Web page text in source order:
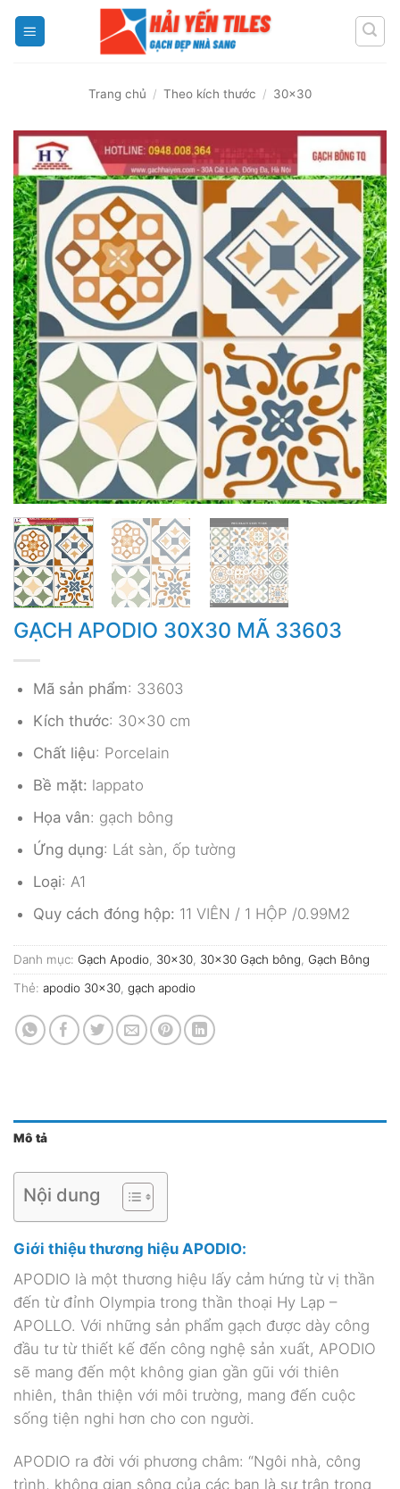
Trang chủ / Theo kích thước / 30x30
GẠCH APODIO 30X30 MÃ 33603
Mã sản phẩm: 33603
Kích thước: 30×30 cm
Chất liệu: Porcelain
Bề mặt: lappato
Họa vân: gạch bông
Ứng dụng: Lát sàn, ốp tường
Loại: A1
Quy cách đóng hộp: 11 VIÊN / 1 HỘP /0.99M2
Danh mục: Gạch Apodio, 30x30, 30x30 Gạch bông, Gạch Bông
Thẻ: apodio 30x30, gạch apodio
Mô tả
Nội dung
Giới thiệu thương hiệu APODIO:
APODIO là một thương hiệu lấy cảm hứng từ vị thần
đến từ đỉnh Olympia trong thần thoại Hy Lạp –
APOLLO. Với những sản phẩm gạch được dày công
đầu tư từ thiết kế đến công nghệ sản xuất, APODIO
sẽ mang đến một không gian gần gũi với thiên
nhiên, thân thiện với môi trường, mang đến cuộc
sống tiện nghi hơn cho con người.
APODIO ra đời với phương châm: “Ngôi nhà, công
trình, không gian sông của các bạn là sự trân trọng